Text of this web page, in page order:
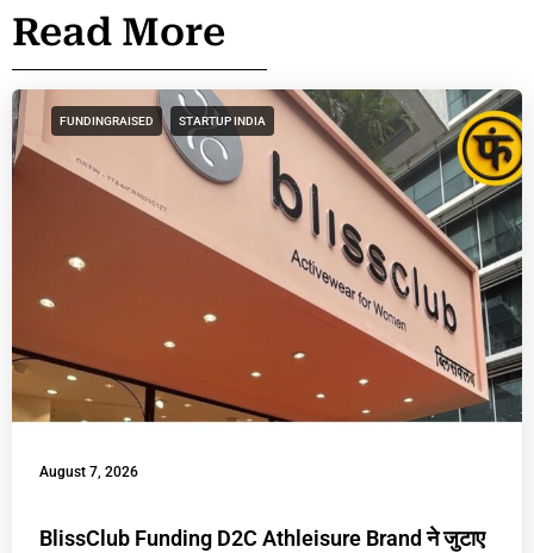
Read More
FUNDINGRAISED STARTUP INDIA
August 7, 2026
BlissClub Funding D2C Athleisure Brand ने जुटाए